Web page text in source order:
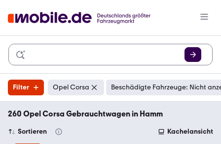
Filter Opel Corsa Beschädigte Fahrzeuge: Nicht
260 Opel Corsa Gebrauchtwagen in Hamm
Sortieren Kachelansicht